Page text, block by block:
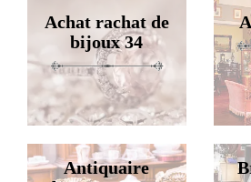
Achat rachat de
bijoux 34
Antiquaire